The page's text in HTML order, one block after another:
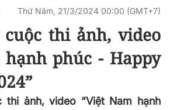
Thứ Năm, 21/3/2024 00:00 (GMT+7)
cuộc thi ảnh, video
hạnh phúc - Happy
thi ảnh, video “Việt Nam hạnh